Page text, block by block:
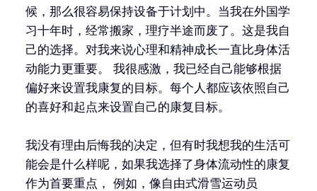
候，那么很容易保持设备于计划中。当我在外国学
习十年时，经常搬家，理疗半途而废了。这是我自
己的选择。对我来说心理和精神成长一直比身体活
动能力更重要。 我很感激，我已经自己能够根据
偏好来设置我康复的目标。每个人都应该依照自己
的喜好和起点来设置自己的康复目标。
我没有理由后悔我的决定，但有时我想我的生活可
能会是什么样呢，如果我选择了身体流动性的康复
作为首要重点， 例如，像自由式滑雪运动员